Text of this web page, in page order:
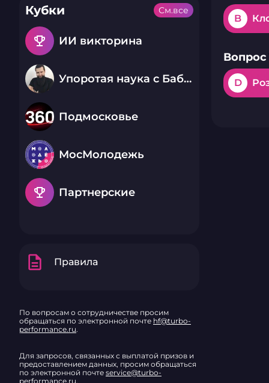
Кубки
emoji_events ИИ викторина
Упоротая наука с Бабаем Лютым
Подмосковье
МосМолодежь
emoji_events Партнерские
См.все
description Правила
По вопросам о сотрудничестве просим
обращаться по электронной почте hf@turbo-
performance.ru.
Для запросов, связанных с выплатой призов и
предоставлением данных, просим обращаться
по электронной почте service@turbo-
performance.ru.
B
Вопрос
D